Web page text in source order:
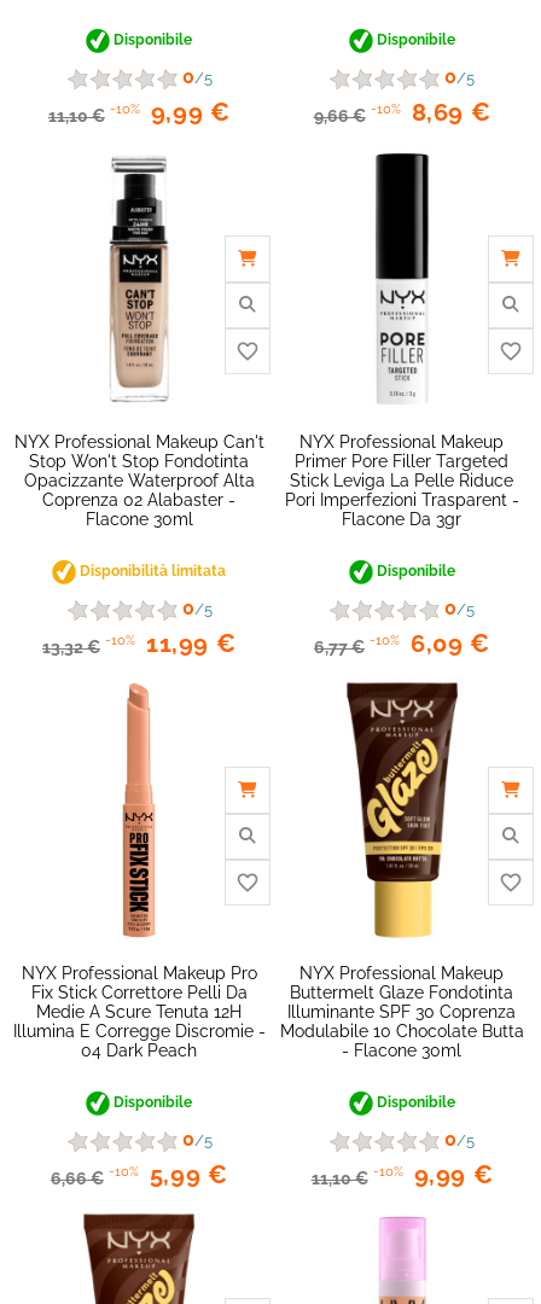
Disponibile
0/5
11,10 € -10% 9,99 €
Disponibile
0/5
9,66 € -10% 8,69 €
NYX Professional Makeup Can't
Stop Won't Stop Fondotinta
Opacizzante Waterproof Alta
Coprenza 02 Alabaster -
Flacone 30ml
Disponibilità limitata
0/5
13,32 € -10% 11,99 €
NYX Professional Makeup
Primer Pore Filler Targeted
Stick Leviga La Pelle Riduce
Pori Imperfezioni Trasparent -
Flacone Da 3gr
Disponibile
0/5
6,77 € -10% 6,09 €
NYX Professional Makeup Pro
Fix Stick Correttore Pelli Da
Medie A Scure Tenuta 12H
Illumina E Corregge Discromie -
04 Dark Peach
Disponibile
0/5
6,66 € -10% 5,99 €
NYX Professional Makeup
Buttermelt Glaze Fondotinta
Illuminante SPF 30 Coprenza
Modulabile 10 Chocolate Butta
- Flacone 30ml
Disponibile
0/5
11,10 € -10% 9,99 €